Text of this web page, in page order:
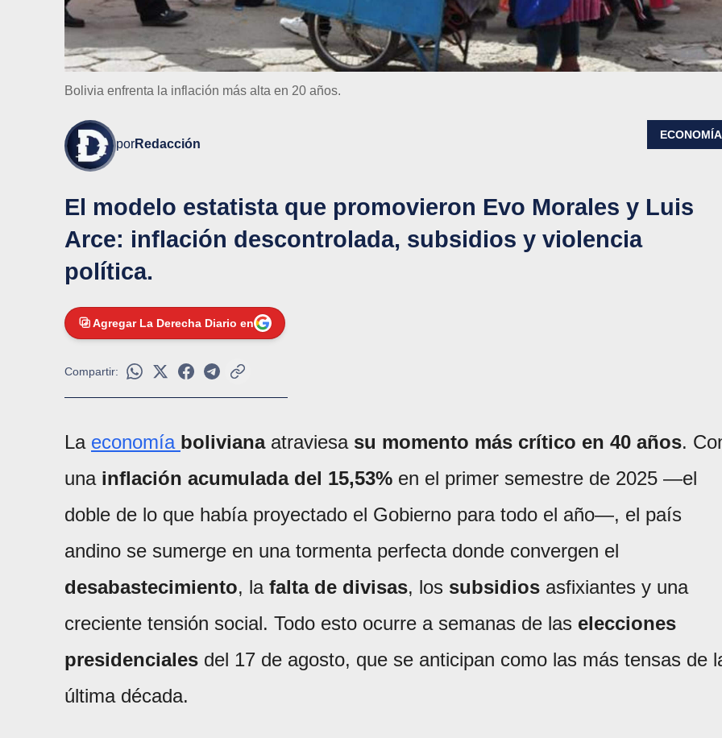
Bolivia enfrenta la inflación más alta en 20 años.
porRedacción
ECONOMÍA
El modelo estatista que promovieron Evo Morales y Luis
Arce: inflación descontrolada, subsidios y violencia
política.
Agregar La Derecha Diario en
Compartir:
La economía boliviana atraviesa su momento más crítico en 40 años.
una inflación acumulada del 15,53% en el primer semestre de 2025 —el
doble de lo que había proyectado el Gobierno para todo el año—, el país
andino se sumerge en una tormenta perfecta donde convergen el
desabastecimiento, la falta de divisas, los subsidios asfixiantes y una
creciente tensión social. Todo esto ocurre a semanas de las elecciones
presidenciales del 17 de agosto, que se anticipan como las más tensas de
última década.